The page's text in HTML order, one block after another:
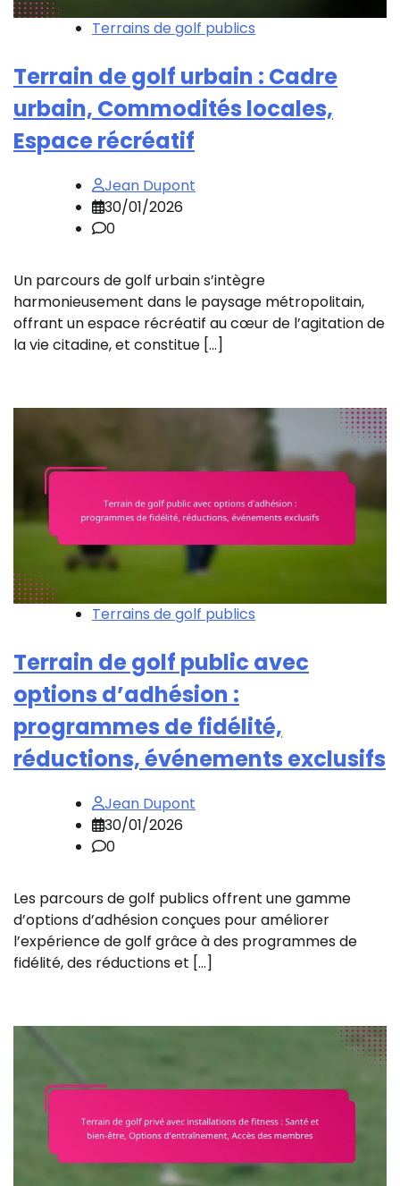
Terrains de golf publics
Terrain de golf urbain : Cadre
urbain, Commodités locales,
Espace récréatif
Jean Dupont
30/01/2026
0
Un parcours de golf urbain s’intègre
harmonieusement dans le paysage métropolitain,
offrant un espace récréatif au cœur de l’agitation de
la vie citadine, et constitue […]
Terrains de golf publics
Terrain de golf public avec
options d’adhésion :
programmes de fidélité,
réductions, événements exclusifs
Jean Dupont
30/01/2026
0
Les parcours de golf publics offrent une gamme
d’options d’adhésion conçues pour améliorer
l’expérience de golf grâce à des programmes de
fidélité, des réductions et […]